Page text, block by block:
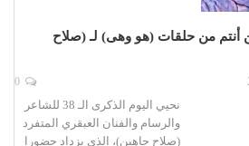
أنتم من حلقات (هو وهى) لـ (صلاح
نحيي اليوم الذكرى الـ 38 للشاعر
والرسام والفنان العبقري المتفرد
(صلاح جاهين)، الذي يزداد حضورا